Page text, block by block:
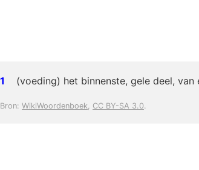
(voeding) het binnenste, gele deel, van
Bron: WikiWoordenboek, CC BY-SA 3.0.